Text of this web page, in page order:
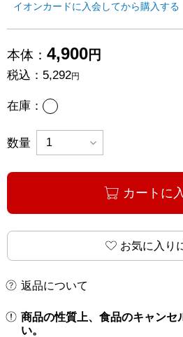
イオンカードに入会してから購入する
本体： 4,900円
税込： 5,292円
在庫： あり
数量
カートに
お気に入り
返品について
商品の性質上、食品のキャンセ
い。